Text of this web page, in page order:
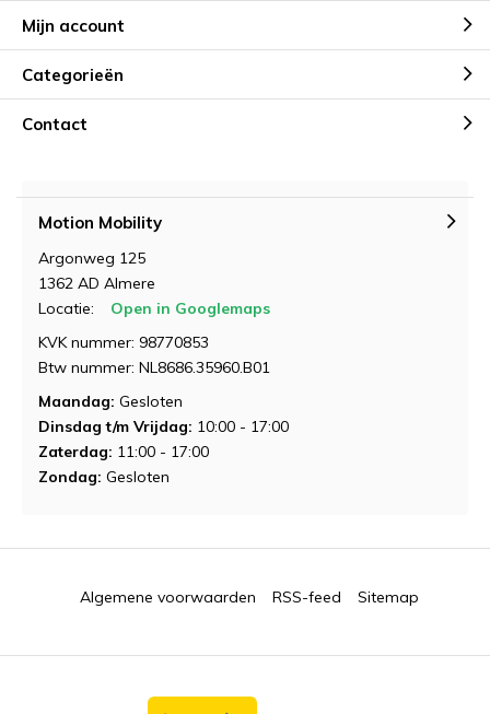
Mijn account
Categorieën
Contact
Motion Mobility
Argonweg 125
1362 AD Almere
Locatie:
Open in Googlemaps
KVK nummer: 98770853
Btw nummer: NL8686.35960.B01
Maandag: Gesloten
Dinsdag t/m Vrijdag: 10:00 - 17:00
Zaterdag: 11:00 - 17:00
Zondag: Gesloten
Algemene voorwaarden RSS-feed Sitemap